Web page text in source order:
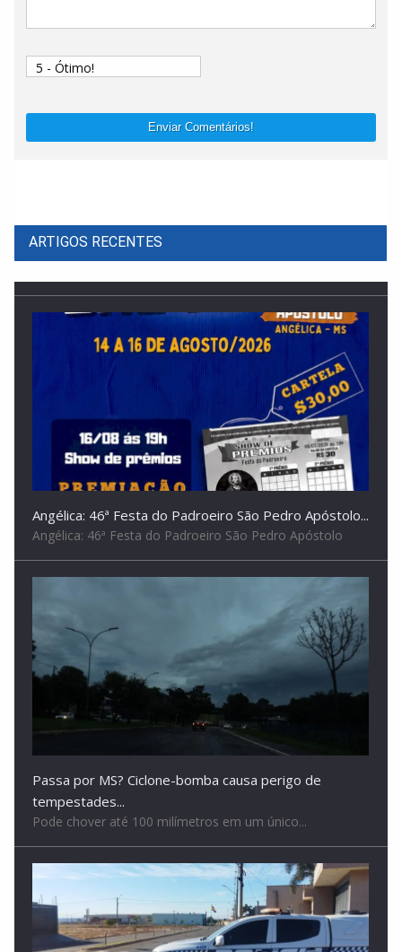
Enviar Comentários!
ARTIGOS RECENTES
Angélica: 46ª Festa do Padroeiro São Pedro Apóstolo
tempestades...
Pode chover até 100 milímetros em um único...